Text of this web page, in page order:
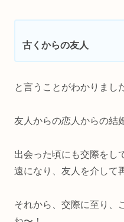
古くからの友人
と言うことがわかりまし
友人からの恋人からの結
出会った頃にも交際をし
遠になり、友人を介して
それから、交際に至り、